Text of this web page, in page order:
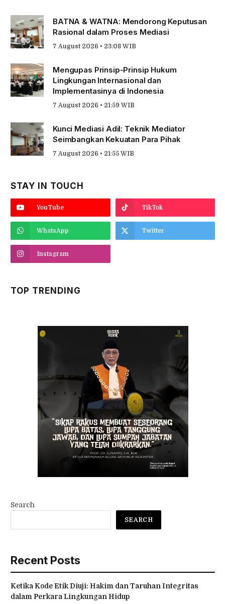
BATNA & WATNA: Mendorong Keputusan
Rasional dalam Proses Mediasi
7 August 2026 • 23:08 WIB
Mengupas Prinsip-Prinsip Hukum
Lingkungan Internasional dan
Implementasinya di Indonesia
7 August 2026 • 21:59 WIB
Kunci Mediasi Adil: Teknik Mediator
Seimbangkan Kekuatan Para Pihak
7 August 2026 • 21:55 WIB
STAY IN TOUCH
YouTube TikTok
WhatsApp Twitter
Instagram
TOP TRENDING
Search
SEARCH
Recent Posts
Ketika Kode Etik Diuji: Hakim dan Taruhan Integritas
dalam Perkara Lingkungan Hidup